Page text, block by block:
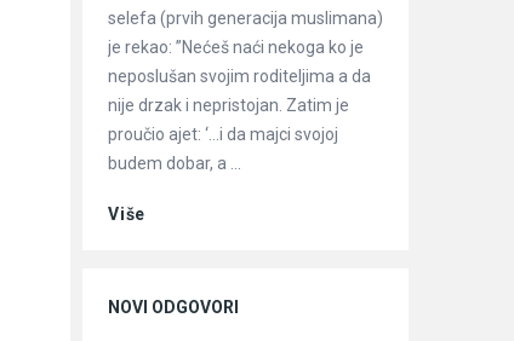
selefa (prvih generacija muslimana)
je rekao: ”Nećeš naći nekoga ko je
neposlušan svojim roditeljima a da
nije drzak i nepristojan. Zatim je
proučio ajet: ‘…i da majci svojoj
budem dobar, a ...
Više
NOVI ODGOVORI